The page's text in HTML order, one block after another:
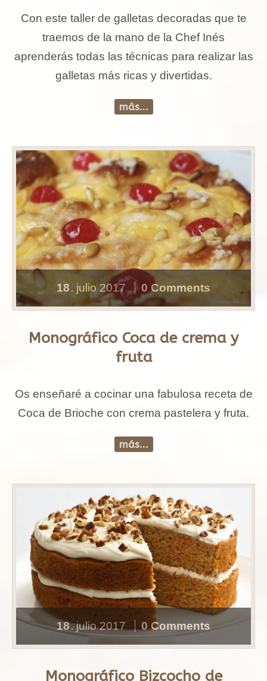
Con este taller de galletas decoradas que te
traemos de la mano de la Chef Inés
aprenderás todas las técnicas para realizar las
galletas más ricas y divertidas.
más...
Monográfico Coca de crema y
fruta
18 . julio2017 0 Comments
Os enseñaré a cocinar una fabulosa receta de
Coca de Brioche con crema pastelera y fruta.
más...
Monográfico Bizcocho de
18. julio2017 0 Comments